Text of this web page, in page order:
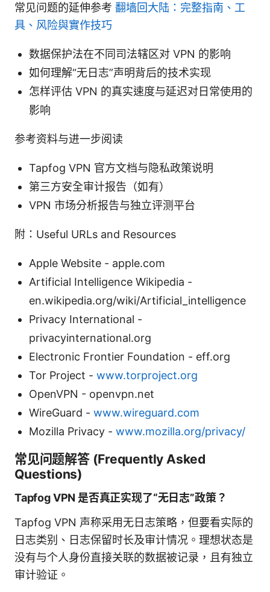
常见问题的延伸参考 翻墙回大陆：完整指南、工
具、风险與實作技巧
数据保护法在不同司法辖区对 VPN 的影响
如何理解“无日志”声明背后的技术实现
怎样评估 VPN 的真实速度与延迟对日常使用的
影响
参考资料与进一步阅读
Tapfog VPN 官方文档与隐私政策说明
第三方安全审计报告（如有）
VPN 市场分析报告与独立评测平台
附：Useful URLs and Resources
Apple Website - apple.com
Artificial Intelligence Wikipedia -
en.wikipedia.org/wiki/Artificial_intelligence
Privacy International -
privacyinternational.org
Electronic Frontier Foundation - eff.org
Tor Project - www.torproject.org
OpenVPN - openvpn.net
WireGuard - www.wireguard.com
Mozilla Privacy - www.mozilla.org/privacy/
常见问题解答 (Frequently Asked
Questions)
Tapfog VPN 是否真正实现了“无日志”政策？
Tapfog VPN 声称采用无日志策略，但要看实际的
日志类别、日志保留时长及审计情况。理想状态是
没有与个人身份直接关联的数据被记录，且有独立
审计验证。